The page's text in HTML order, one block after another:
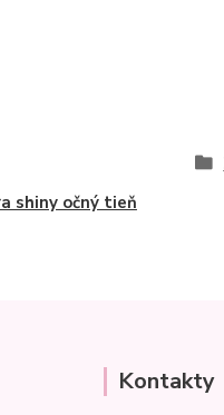
shiny očný tieň
Kontakty